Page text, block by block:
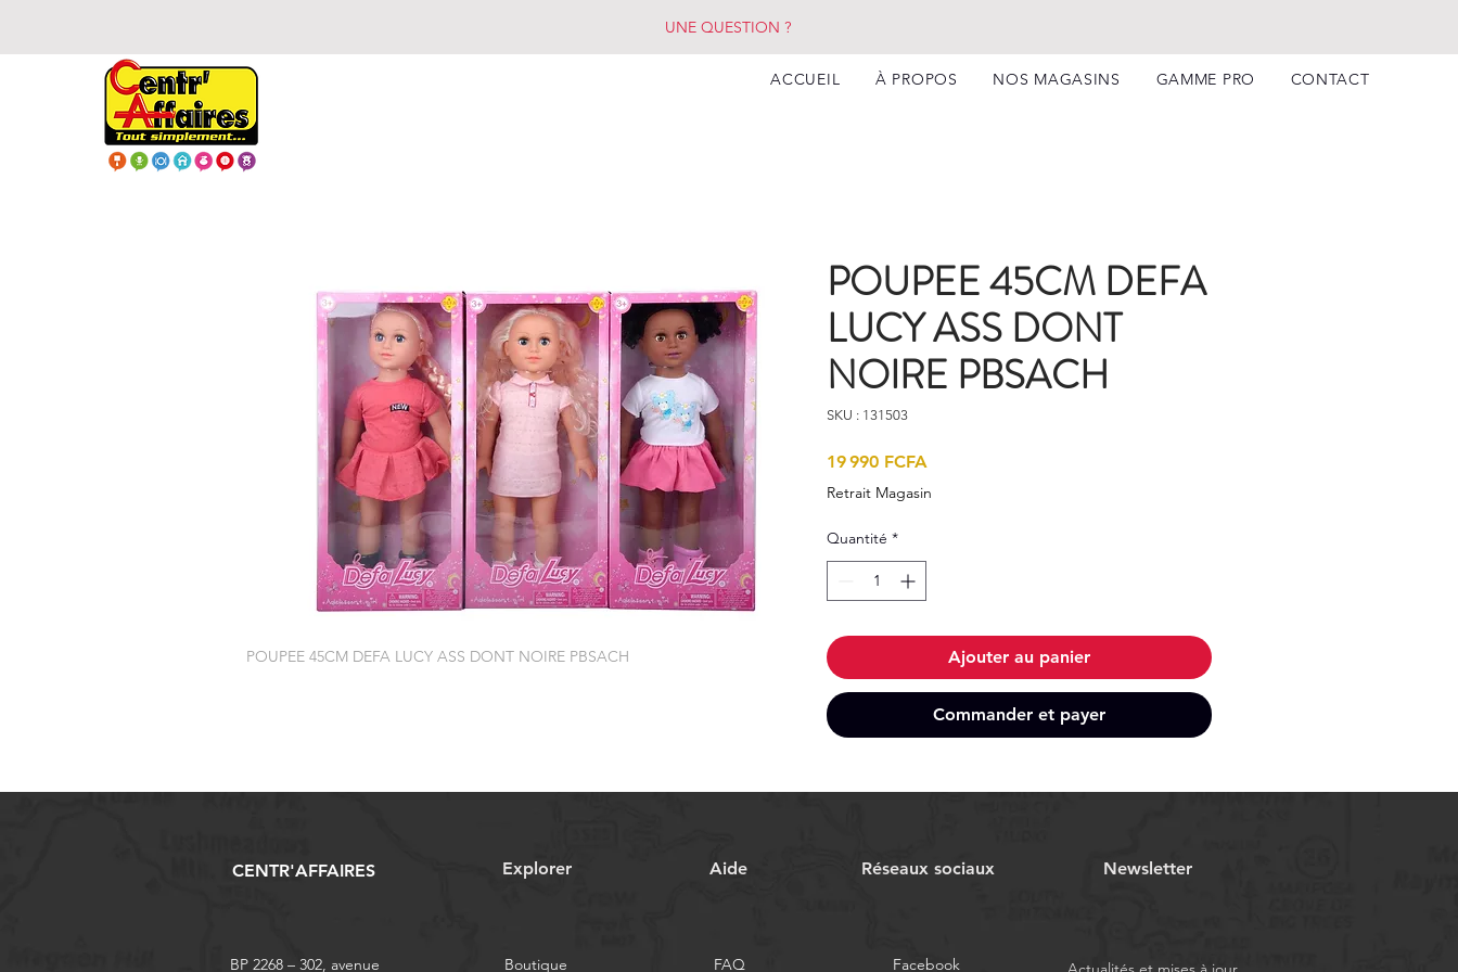
UNE QUESTION ?
ACCUEIL À PROPOS NOS MAGASINS GAMME PRO CONTACT
POUPEE 45CM DEFA LUCY ASS DONT NOIRE PBSACH
POUPEE 45CM DEFA
LUCY ASS DONT
NOIRE PBSACH
SKU : 131503
19 990 FCFA
Retrait Magasin
Quantité *
Ajouter au panier
Commander et payer
CENTR'AFFAIRES Explorer Aide Réseaux sociaux Newsletter
BP 2268 – 302, avenue Boutique FAQ Facebook